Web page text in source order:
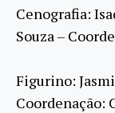
Cenografia:
Souza –
Figurino:
Coordenação: